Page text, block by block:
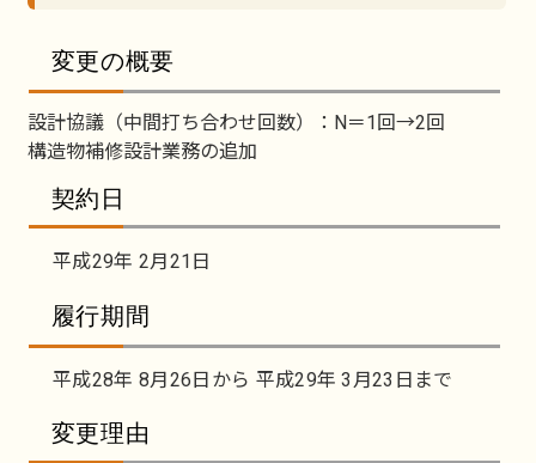
変更の概要
設計協議（中間打ち合わせ回数）：N＝1回→2回
構造物補修設計業務の追加
契約日
平成29年 2月21日
履行期間
平成28年 8月26日から 平成29年 3月23日まで
変更理由